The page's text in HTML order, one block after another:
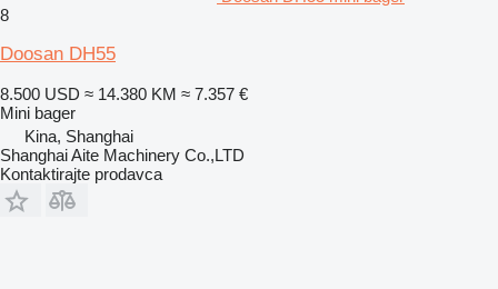
8
Doosan DH55
8.500 USD ≈ 14.380 KM ≈ 7.357 €
Mini bager
Kina, Shanghai
Shanghai Aite Machinery Co.,LTD
Kontaktirajte prodavca